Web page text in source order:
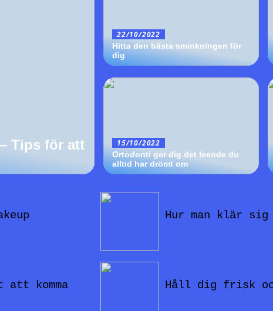
Tips för att
22/10/2022
Hitta den bästa sminkningen för
dig
15/10/2022
Ortodonti ger dig det leende du
alltid har drömt om
komma
Hur man klär
Håll dig frisk